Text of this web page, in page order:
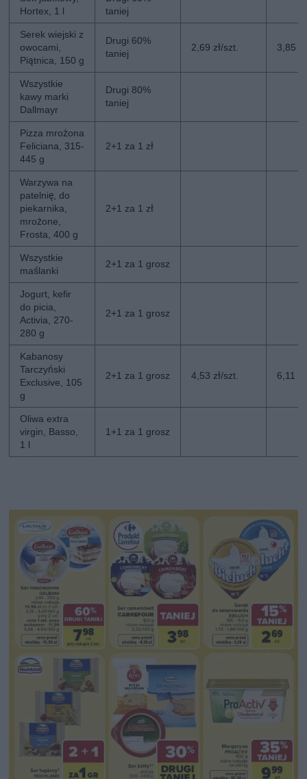
Hortex, 1 l
taniej
Serek wiejski z
owocami,
Piątnica, 150 g
Drugi 60%
taniej
2,69 zł/szt. 3,85
Wszystkie
kawy marki
Dallmayr
Drugi 80%
taniej
Pizza mrożona
Feliciana, 315-
445 g
2+1 za 1 zł
Warzywa na
patelnię, do
piekarnika,
mrożone,
Frosta, 400 g
2+1 za 1 zł
Wszystkie
maślanki
2+1 za 1 grosz
Jogurt, kefir
do picia,
Activia, 270-
280 g
2+1 za 1 grosz
Kabanosy
Tarczyński
Exclusive, 105
g
2+1 za 1 grosz 4,53 zł/szt. 6,11
Oliwa extra
virgin, Basso,
1 l
1+1 za 1 grosz